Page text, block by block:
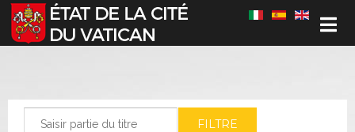
Sélectionnez votre langue
FILTRE